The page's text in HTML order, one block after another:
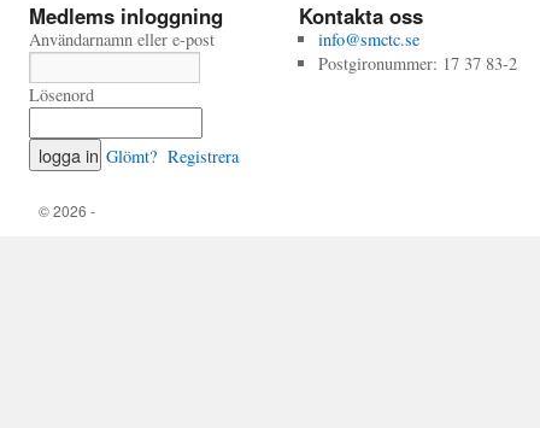
Medlems inloggning
Användarnamn eller e-post
Lösenord
Glömt? Registrera
Kontakta oss
info@smctc.se
Postgironummer: 17 37 83-2
© 2026 -